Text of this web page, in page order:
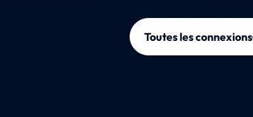
Toutes les connexions